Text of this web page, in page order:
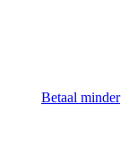
Betaal minder